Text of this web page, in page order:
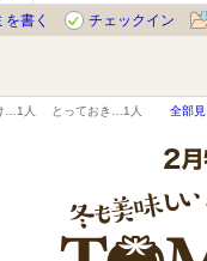
を書く
チェックイン
… 1人 とっておき… 1人 全部